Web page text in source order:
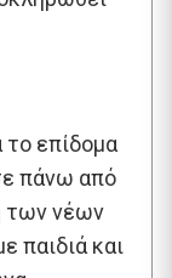
επίδομα
πάνω από
των νέων
παιδιά και